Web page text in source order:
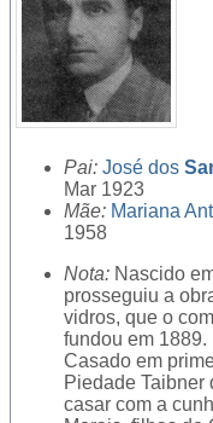
Pai: José dos
Mar 1923
Mãe: Mariana
1958
Nota: Nascido
prosseguiu a
vidros, que o
fundou em 1889.
Casado em
Piedade Taibner
casar com a